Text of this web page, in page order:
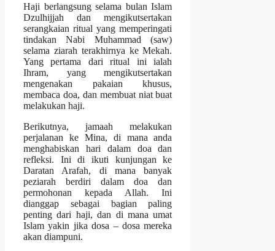
Haji berlangsung selama bulan Islam
Dzulhijjah dan mengikutsertakan
serangkaian ritual yang memperingati
tindakan Nabi Muhammad (saw)
selama ziarah terakhirnya ke Mekah.
Yang pertama dari ritual ini ialah
Ihram, yang mengikutsertakan
mengenakan pakaian khusus,
membaca doa, dan membuat niat buat
melakukan haji.
Berikutnya, jamaah melakukan
perjalanan ke Mina, di mana anda
menghabiskan hari dalam doa dan
refleksi. Ini di ikuti kunjungan ke
Daratan Arafah, di mana banyak
peziarah berdiri dalam doa dan
permohonan kepada Allah. Ini
dianggap sebagai bagian paling
penting dari haji, dan di mana umat
Islam yakin jika dosa – dosa mereka
akan diampuni.